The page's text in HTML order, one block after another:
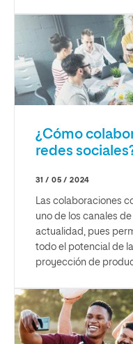
¿Cómo
redes
31 / 05 / 2024
Las colaboraciones
uno de los canales
actualidad, pues
todo el potencial de
proyección de